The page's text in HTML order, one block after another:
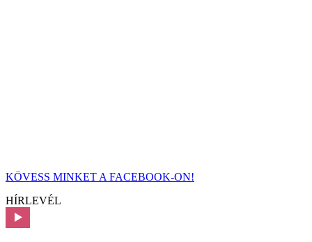
KÖVESS MINKET A FACEBOOK-ON!
HÍRLEVÉL